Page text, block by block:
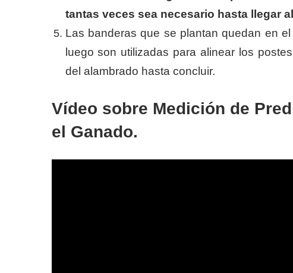
tantas veces sea necesario hasta llegar
Las banderas que se plantan quedan en
luego son utilizadas para alinear los
del alambrado hasta concluir.
Vídeo sobre Medición de
el Ganado.